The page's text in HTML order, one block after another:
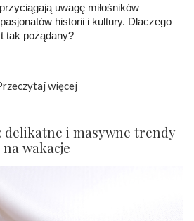
uwagę miłośników
historii i kultury. Dlaczego
tak pożądany?
więcej
delikatne i masywne trendy
na wakacje